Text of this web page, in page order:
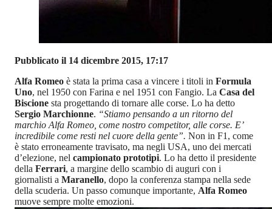
Pubblicato il 14 dicembre 2015, 17:17
Alfa Romeo è stata la prima casa a vincere i titoli in Formula
Uno, nel 1950 con Farina e nel 1951 con Fangio. La Casa del
Biscione sta progettando di tornare alle corse. Lo ha detto
Sergio Marchionne. “Stiamo pensando a un ritorno del
marchio Alfa Romeo, come nostro competitor, alle corse. E’
incredibile come resti nel cuore della gente”. Non in F1, come
è stato erroneamente travisato, ma negli USA, uno dei mercati
d’elezione, nel campionato prototipi. Lo ha detto il presidente
della Ferrari, a margine dello scambio di auguri con i
giornalisti a Maranello, dopo la conferenza stampa nella sede
della scuderia. Un passo comunque importante, Alfa Romeo
muove sempre molte emozioni.